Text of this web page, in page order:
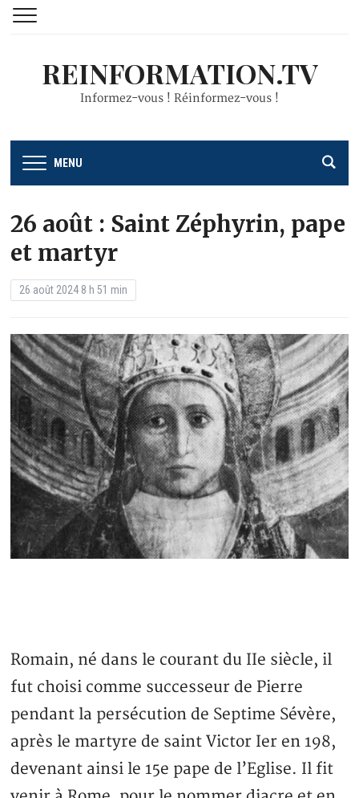
REINFORMATION.TV
Informez-vous ! Réinformez-vous !
MENU
26 août : Saint Zéphyrin, pape
et martyr
26 août 2024 8 h 51 min
Romain, né dans le courant du IIe siècle, il
fut choisi comme successeur de Pierre
pendant la persécution de Septime Sévère,
après le martyre de saint Victor Ier en 198,
devenant ainsi le 15e pape de l’Eglise. Il fit